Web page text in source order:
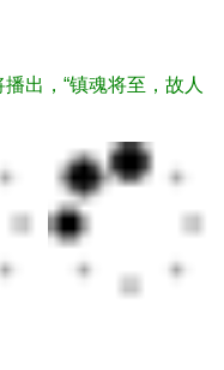
出，“镇魂将至，故人